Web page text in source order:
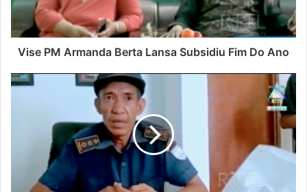
Vise PM Armanda Berta Lansa Subsidiu Fim Do Ano